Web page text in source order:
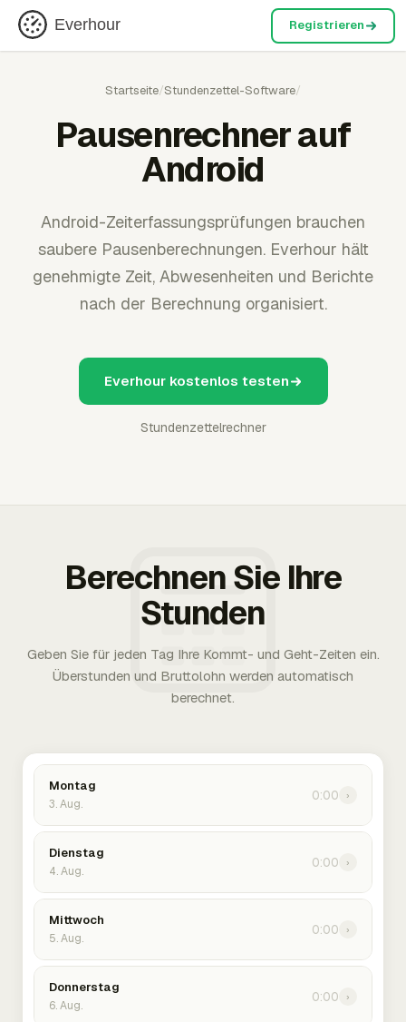
Everhour Registrieren
Startseite/Stundenzettel-Software/
Pausenrechner auf
Android
Android-Zeiterfassungsprüfungen brauchen
saubere Pausenberechnungen. Everhour hält
genehmigte Zeit, Abwesenheiten und Berichte
nach der Berechnung organisiert.
Everhour kostenlos testen
Stundenzettelrechner
Berechnen Sie Ihre
Stunden
Geben Sie für jeden Tag Ihre Kommt- und Geht-Zeiten ein.
Überstunden und Bruttolohn werden automatisch
berechnet.
Montag
3. Aug.
0:00 ›
Dienstag
4. Aug.
0:00 ›
Mittwoch
5. Aug.
0:00 ›
Donnerstag
6. Aug.
0:00 ›